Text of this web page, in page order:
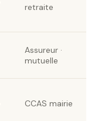
retraite
Assureur ·
mutuelle
CCAS mairie